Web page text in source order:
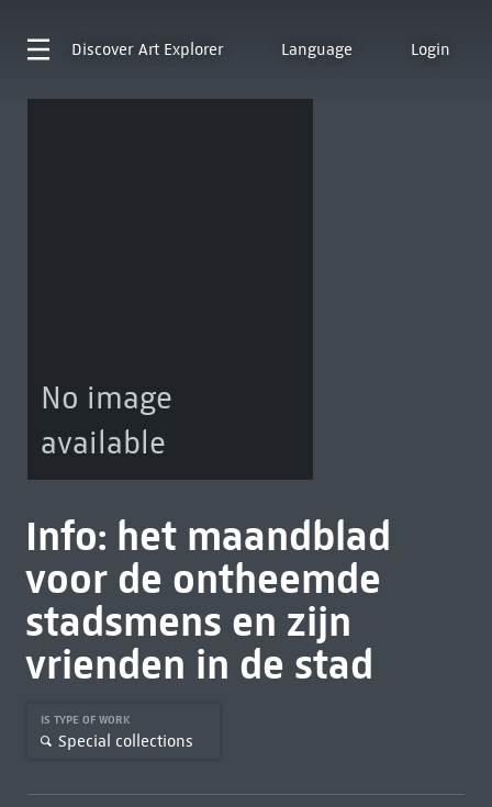
Discover Art Explorer Language Login
No image
available
Info: het maandblad
voor de ontheemde
stadsmens en zijn
vrienden in de stad
IS TYPE OF WORK
Special collections